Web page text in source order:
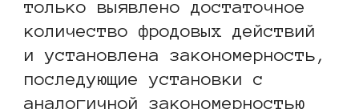
только выявлено достаточное
количество фродовых действий
и установлена закономерность,
последующие установки с
аналогичной закономерностью